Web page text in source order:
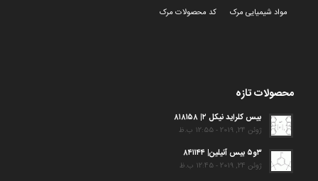
مواد شیمیایی مرک
کد محصولات مرک
محصولات تازه
بیس کلراید نیکل ۲| ۸۱۸۱۵۸
ژوئن 24, 2019 - 12:55 ب.ظ
۳و۵ بیس آنیلین| ۸۴۱۱۴۴
ژوئن 24, 2019 - 12:45 ب.ظ